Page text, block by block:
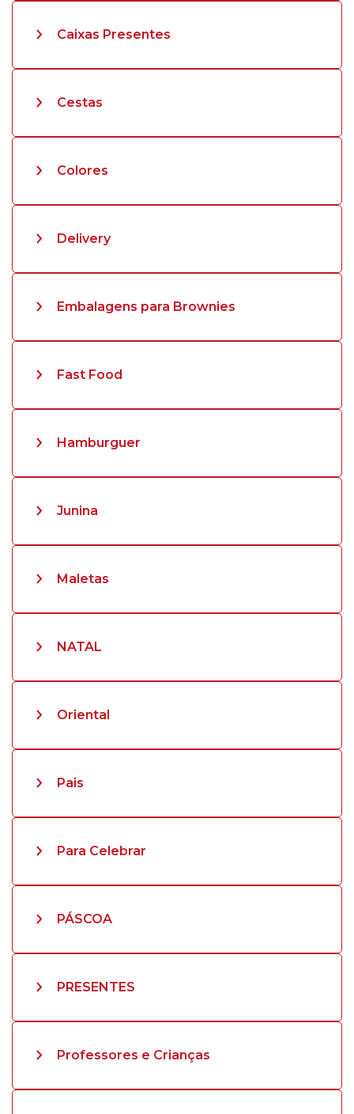
Caixas Presentes
Cestas
Colores
Delivery
Embalagens para Brownies
Fast Food
Hamburguer
Junina
Maletas
NATAL
Oriental
Pais
Para Celebrar
PÁSCOA
PRESENTES
Professores e Crianças